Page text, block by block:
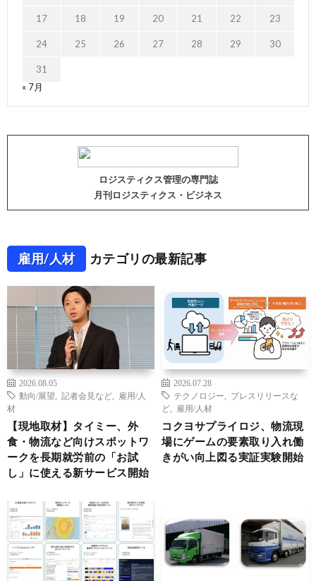
17 18 19 20 21 22 23
24 25 26 27 28 29 30
31
« 7月
ロジスティクス管理の専門誌
月刊ロジスティクス・ビジネス
雇用/人材 カテゴリの最新記事
2026.08.05
動向/展望
記者会見など
雇用/人
材
【現地取材】タイミー、外
食・物流など向けスポットワ
ークを長期就労前の「お試
し」に使える新サービス開始
2026.07.28
テクノロジー
プレスリリースな
ど
雇用/人材
コクヨサプライロジ、物流現
場にゲームの要素取り入れ働
きがい向上図る実証実験開始